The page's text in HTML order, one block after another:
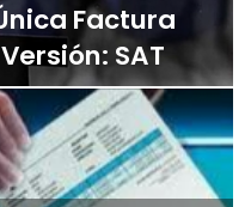
Factura
SAT